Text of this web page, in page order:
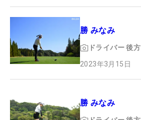
勝 みなみ
ドライバー 後方
2023年3月15日
勝 みなみ